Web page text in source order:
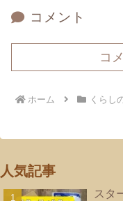
コメント
コ
ホーム くらし
人気記事
スタ